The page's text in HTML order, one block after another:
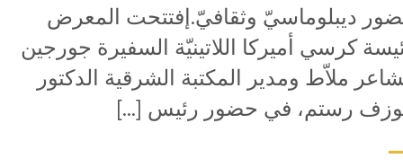
ديبلوماسيّ وثقافيّ.إفتتحت المعرض
كرسي أميركا اللاتينيّة السفيرة جورجين
ملاّط ومدير المكتبة الشرقية الدكتور
رستم، في حضور رئيس […]